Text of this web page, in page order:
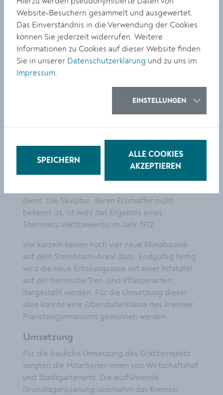
Gestaltung
Seit Sommer 2024 laden nun entlang beider
Straßenseiten mehrere Sitzgelegenheiten und
Grünflächen zum Verweilen ein. Das Besondere
daran: Sämtliche Materialien stammen aus dem
angrenzenden Steinbruch und wurden für ihre
neue Erholungsoase gehen somit gegen Null. Ein
spezieller Blickfang ist die „Venus vom Kremstal“,
eine massive Steinskulptur, die je nach Blickwinkel
an die berühmte „Venus von Willendorf“ erinnert.
Auch dieses Kunstwerk musste nicht eigens
gekauft werden: Es befand sich ebenfalls auf
dem aufgelassenen Steinbruchgelände, welches
dient. Die Skulptur, deren Erschaffer nicht
bekannt ist, ist wohl das Ergebnis eines
Steinmetz-Wettbewerbs im Jahr 1972.
Vor kurzem kamen noch vier neue Klimabäume
auf dem Steinbruch-Areal dazu. Endgültig fertig
wird die neue Erholungsoase mit einer Infotafel,
auf der heimische Tier- und Pflanzenarten
dargestellt werden. Für die Umsetzung dieser
Idee konnte eine Oberstufenklasse des Kremser
Piaristengymnasiums gewonnen werden.
Umsetzung
Für die bauliche Umsetzung des Grätzlprojekts
sorgten die Mitarbeiter:innen von Wirtschaftshof
und Stadtgartenamt. Die ausführende
Grundlagenplanung übernahm das Kremser
Website-Besuchern gesammelt und ausgewertet.
Das Einverständnis in die Verwendung der Cookies
können Sie jederzeit widerrufen. Weitere
Informationen zu Cookies auf dieser Website finden
Sie in unserer Datenschutzerklärung und zu uns im
Impressum.
EINSTELLUNGEN
SPEICHERN
ALLE COOKIES
AKZEPTIEREN